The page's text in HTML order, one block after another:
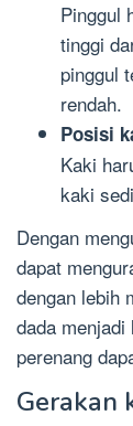
Pinggul
tinggi
pinggul
rendah.
Posisi
Kaki
kaki
Dengan
dapat
dengan lebih
dada
perenang
Gerakan